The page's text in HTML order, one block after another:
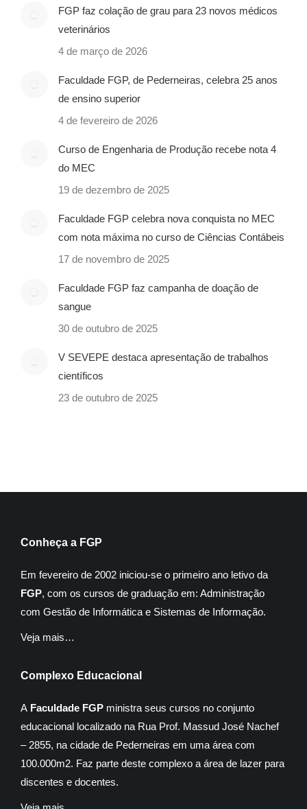
FGP faz colação de grau para 23 novos médicos
veterinários
4 de março de 2026
Faculdade FGP, de Pederneiras, celebra 25 anos
de ensino superior
4 de fevereiro de 2026
Curso de Engenharia de Produção recebe nota 4
do MEC
19 de dezembro de 2025
Faculdade FGP celebra nova conquista no MEC
com nota máxima no curso de Ciências Contábeis
17 de novembro de 2025
Faculdade FGP faz campanha de doação de
sangue
30 de outubro de 2025
V SEVEPE destaca apresentação de trabalhos
científicos
23 de outubro de 2025
Conheça a FGP
Em fevereiro de 2002 iniciou-se o primeiro ano letivo da
FGP, com os cursos de graduação em: Administração
com Gestão de Informática e Sistemas de Informação.
Veja mais…
Complexo Educacional
A Faculdade FGP ministra seus cursos no conjunto
educacional localizado na Rua Prof. Massud José Nachef
– 2855, na cidade de Pederneiras em uma área com
100.000m2. Faz parte deste complexo a área de lazer para
discentes e docentes.